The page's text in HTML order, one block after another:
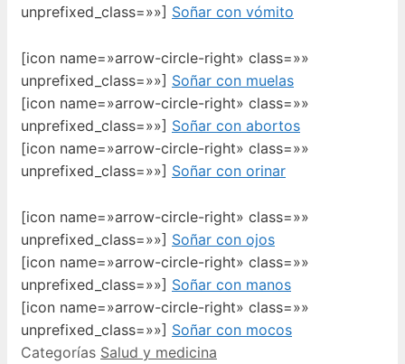
unprefixed_class=»»] Soñar con vómito
[icon name=»arrow-circle-right» class=»»
unprefixed_class=»»] Soñar con muelas
[icon name=»arrow-circle-right» class=»»
unprefixed_class=»»] Soñar con abortos
[icon name=»arrow-circle-right» class=»»
unprefixed_class=»»] Soñar con orinar
[icon name=»arrow-circle-right» class=»»
unprefixed_class=»»] Soñar con ojos
[icon name=»arrow-circle-right» class=»»
unprefixed_class=»»] Soñar con manos
[icon name=»arrow-circle-right» class=»»
unprefixed_class=»»] Soñar con mocos
Categorías Salud y medicina